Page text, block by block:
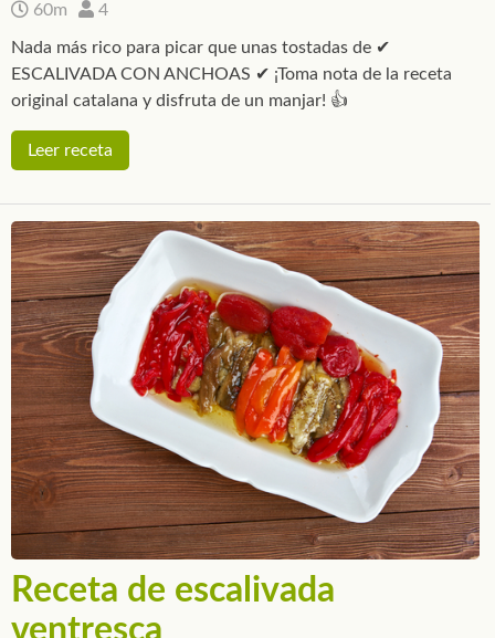
60m 4
Nada más rico para picar que unas tostadas de ✔
ESCALIVADA CON ANCHOAS ✔ ¡Toma nota de la receta
original catalana y disfruta de un manjar! 👍
Leer receta
Receta de escalivada
ventresca